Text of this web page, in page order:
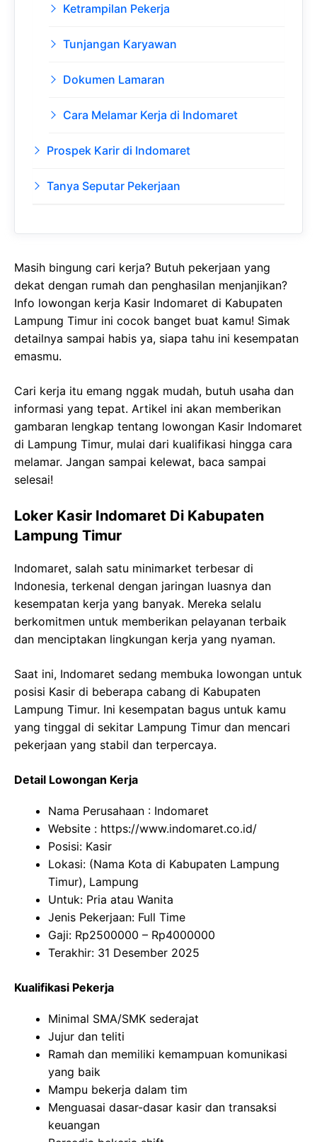
Ketrampilan Pekerja
Tunjangan Karyawan
Dokumen Lamaran
Cara Melamar Kerja di Indomaret
Prospek Karir di Indomaret
Tanya Seputar Pekerjaan
Masih bingung cari kerja? Butuh pekerjaan yang
dekat dengan rumah dan penghasilan menjanjikan?
Info lowongan kerja Kasir Indomaret di Kabupaten
Lampung Timur ini cocok banget buat kamu! Simak
detailnya sampai habis ya, siapa tahu ini kesempatan
emasmu.
Cari kerja itu emang nggak mudah, butuh usaha dan
informasi yang tepat. Artikel ini akan memberikan
gambaran lengkap tentang lowongan Kasir Indomaret
di Lampung Timur, mulai dari kualifikasi hingga cara
melamar. Jangan sampai kelewat, baca sampai
selesai!
Loker Kasir Indomaret Di Kabupaten
Lampung Timur
Indomaret, salah satu minimarket terbesar di
Indonesia, terkenal dengan jaringan luasnya dan
kesempatan kerja yang banyak. Mereka selalu
berkomitmen untuk memberikan pelayanan terbaik
dan menciptakan lingkungan kerja yang nyaman.
Saat ini, Indomaret sedang membuka lowongan untuk
posisi Kasir di beberapa cabang di Kabupaten
Lampung Timur. Ini kesempatan bagus untuk kamu
yang tinggal di sekitar Lampung Timur dan mencari
pekerjaan yang stabil dan terpercaya.
Detail Lowongan Kerja
Nama Perusahaan : Indomaret
Website : https://www.indomaret.co.id/
Posisi: Kasir
Lokasi: (Nama Kota di Kabupaten Lampung
Timur), Lampung
Untuk: Pria atau Wanita
Jenis Pekerjaan: Full Time
Gaji: Rp2500000 – Rp4000000
Terakhir: 31 Desember 2025
Kualifikasi Pekerja
Minimal SMA/SMK sederajat
Jujur dan teliti
Ramah dan memiliki kemampuan komunikasi
yang baik
Mampu bekerja dalam tim
Menguasai dasar-dasar kasir dan transaksi
keuangan